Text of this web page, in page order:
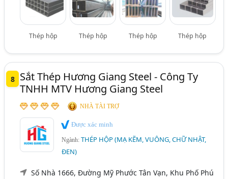
Thép hộp Thép hộp Thép hộp Thép hộp
8
Sắt Thép Hương Giang Steel - Công Ty
TNHH MTV Hương Giang Steel
NHÀ TÀI TRỢ
Được xác minh
Ngành:THÉP HỘP (MẠ KẼM, VUÔNG, CHỮ NHẬT,
ĐEN)
Số Nhà 1666, Đường Mỹ Phước Tân Vạn, Khu Phố Phú